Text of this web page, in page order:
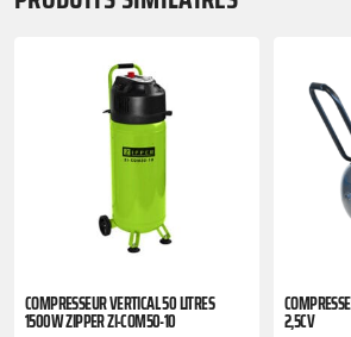
COMPRESSEUR VERTICAL 50 LITRES
1500W ZIPPER ZI-COM50-10 2,5CV